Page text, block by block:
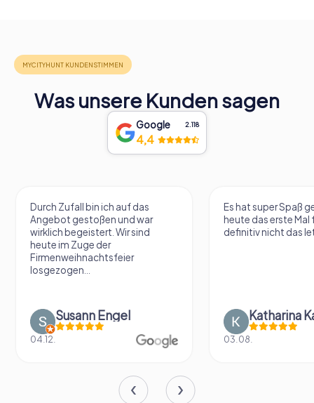
Was unsere Kunden sagen
Google 2.118
4,4
Durch Zufall bin ich auf das
Angebot gestoßen und war
wirklich begeistert. Wir sind
heute im Zuge der
Firmenweihnachtsfeier
losgezogen...
Susann Engel
04.12.
Es hat super Spaß
heute das erste Mal
definitiv nicht das
Katharina
03.08.